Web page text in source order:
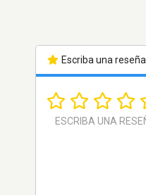
Escriba una reseña